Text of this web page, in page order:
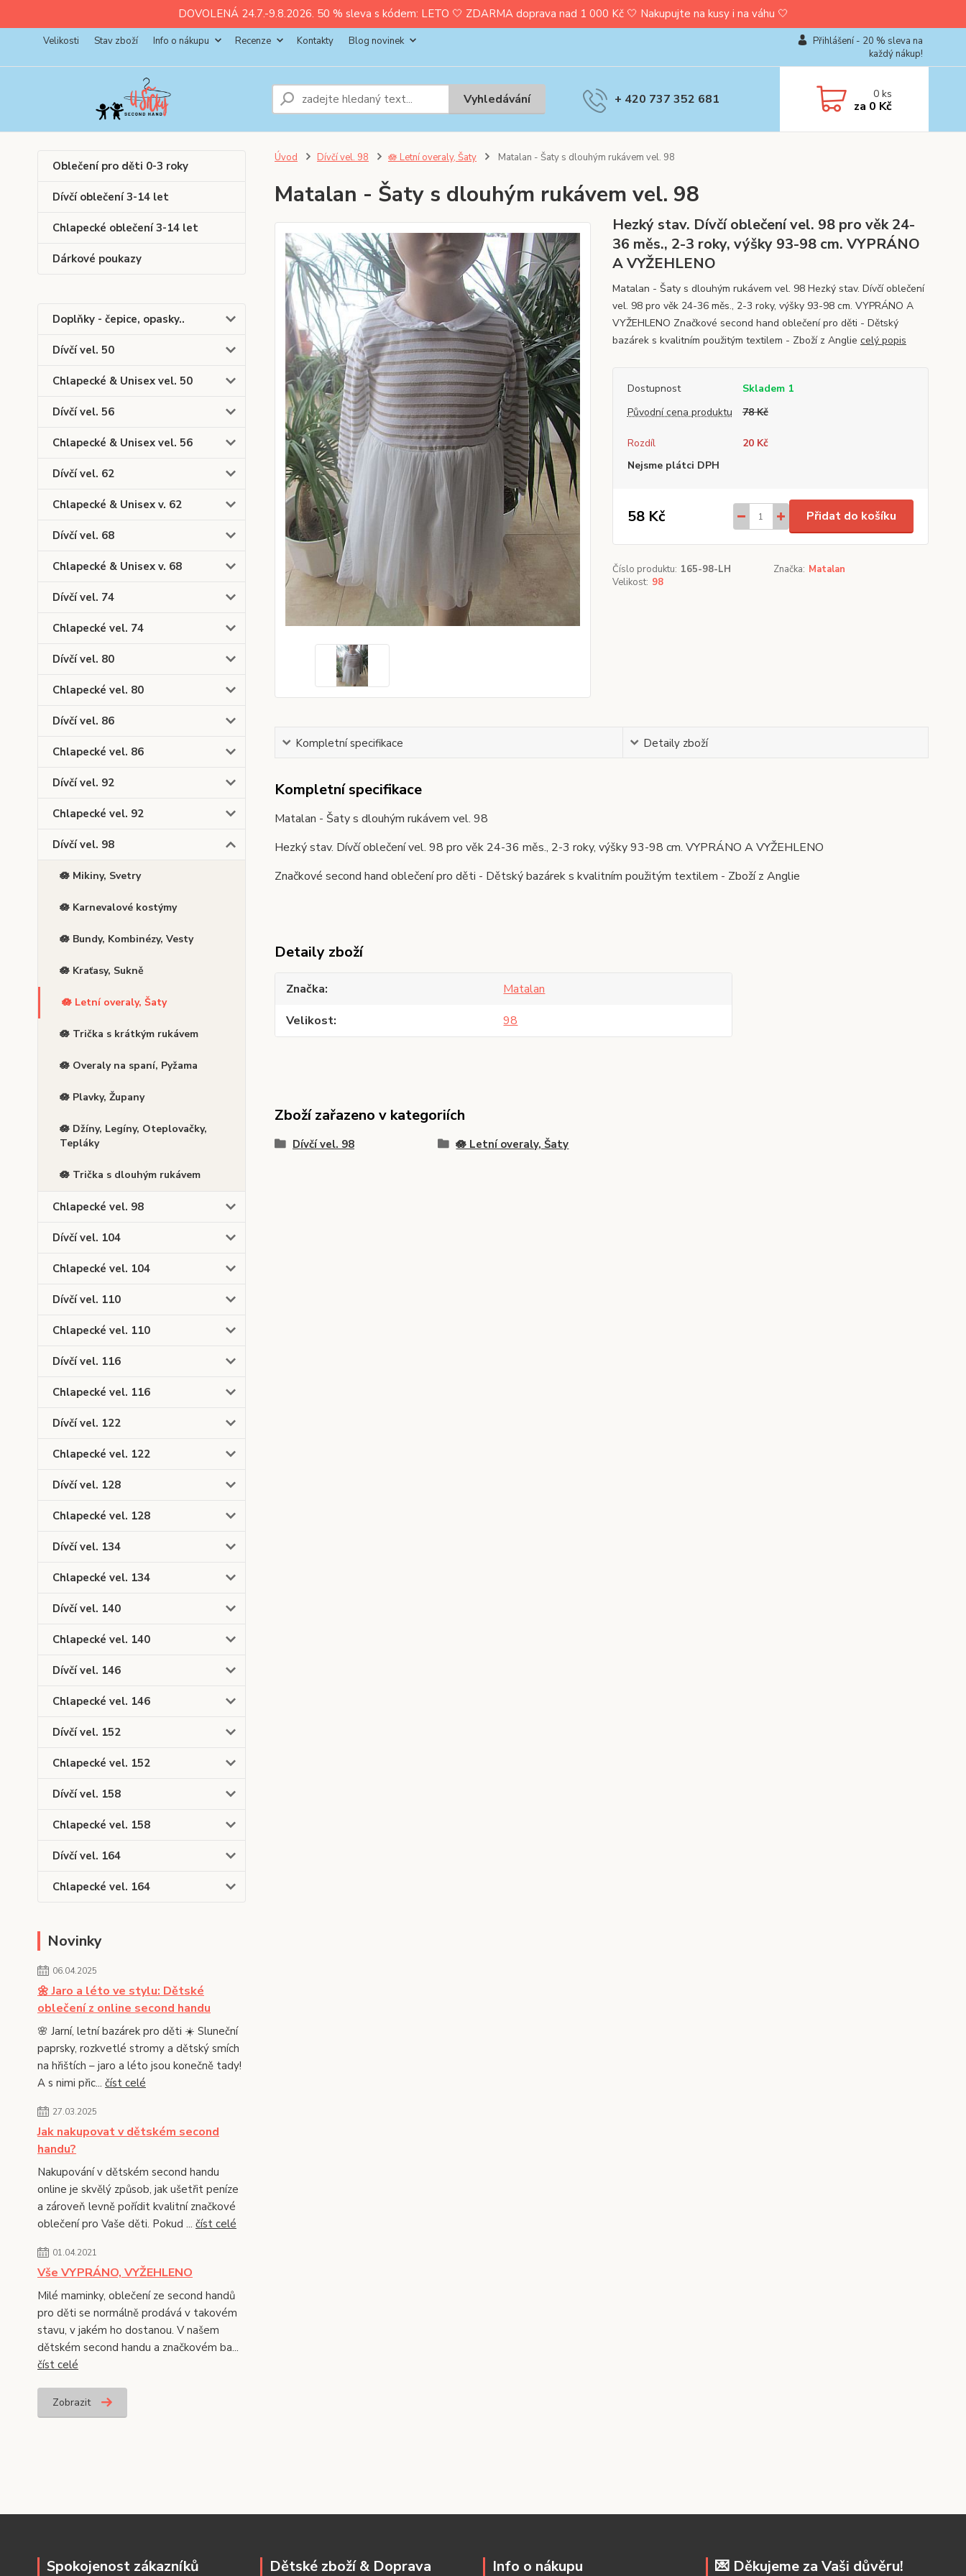
DOVOLENÁ 24.7.-9.8.2026. 50 % sleva s kódem: LETO 🤍 ZDARMA doprava nad 1 000 Kč 🤍 Nakupujte na kusy i na váhu 🤍
Velikosti Stav zboží Info o nákupu Recenze Kontakty Blog novinek
Přihlášení - 20 % sleva na
každý nákup!
Vyhledávání + 420 737 352 681 0ks
za 0 Kč
Oblečení pro děti 0-3 roky
Dívčí oblečení 3-14 let
Chlapecké oblečení 3-14 let
Dárkové poukazy
Doplňky - čepice, opasky..
Dívčí vel. 50
Chlapecké & Unisex vel. 50
Dívčí vel. 56
Chlapecké & Unisex vel. 56
Dívčí vel. 62
Chlapecké & Unisex v. 62
Dívčí vel. 68
Chlapecké & Unisex v. 68
Dívčí vel. 74
Chlapecké vel. 74
Dívčí vel. 80
Chlapecké vel. 80
Dívčí vel. 86
Chlapecké vel. 86
Dívčí vel. 92
Chlapecké vel. 92
Dívčí vel. 98
🪷 Mikiny, Svetry
🪷 Karnevalové kostýmy
🪷 Bundy, Kombinézy, Vesty
🪷 Kraťasy, Sukně
🪷 Letní overaly, Šaty
🪷 Trička s krátkým rukávem
🪷 Overaly na spaní, Pyžama
🪷 Plavky, Župany
🪷 Džíny, Legíny, Oteplovačky,
Tepláky
🪷 Trička s dlouhým rukávem
Chlapecké vel. 98
Dívčí vel. 104
Chlapecké vel. 104
Dívčí vel. 110
Chlapecké vel. 110
Dívčí vel. 116
Chlapecké vel. 116
Dívčí vel. 122
Chlapecké vel. 122
Dívčí vel. 128
Chlapecké vel. 128
Dívčí vel. 134
Chlapecké vel. 134
Dívčí vel. 140
Chlapecké vel. 140
Dívčí vel. 146
Chlapecké vel. 146
Dívčí vel. 152
Chlapecké vel. 152
Dívčí vel. 158
Chlapecké vel. 158
Dívčí vel. 164
Chlapecké vel. 164
Novinky
06.04.2025
🌼 Jaro a léto ve stylu: Dětské
oblečení z online second handu
🌸 Jarní, letní bazárek pro děti ☀️ Sluneční
paprsky, rozkvetlé stromy a dětský smích
na hřištích – jaro a léto jsou konečně tady!
A s nimi přic... číst celé
27.03.2025
Jak nakupovat v dětském second
handu?
Nakupování v dětském second handu
online je skvělý způsob, jak ušetřit peníze
a zároveň levně pořídit kvalitní značkové
oblečení pro Vaše děti. Pokud ... číst celé
01.04.2021
Vše VYPRÁNO, VYŽEHLENO
Milé maminky, oblečení ze second handů
pro děti se normálně prodává v takovém
stavu, v jakém ho dostanou. V našem
dětském second handu a značkovém ba...
číst celé
Zobrazit
Úvod Dívčí vel. 98 🪷 Letní overaly, Šaty Matalan - Šaty s dlouhým rukávem vel. 98
Matalan - Šaty s dlouhým rukávem vel. 98
Hezký stav. Dívčí oblečení vel. 98 pro věk 24-
36 měs., 2-3 roky, výšky 93-98 cm. VYPRÁNO
A VYŽEHLENO
Matalan - Šaty s dlouhým rukávem vel. 98 Hezký stav. Dívčí oblečení
vel. 98 pro věk 24-36 měs., 2-3 roky, výšky 93-98 cm. VYPRÁNO A
VYŽEHLENO Značkové second hand oblečení pro děti - Dětský
bazárek s kvalitním použitým textilem - Zboží z Anglie celý popis
Dostupnost
Skladem 1
Původní cena produktu
78 Kč
Rozdíl
20 Kč
Nejsme plátci DPH
58 Kč Přidat do košíku
Číslo produktu: 165-98-LH Značka: Matalan
Velikost: 98
Kompletní specifikace Detaily zboží
Kompletní specifikace
Matalan - Šaty s dlouhým rukávem vel. 98
Hezký stav. Dívčí oblečení vel. 98 pro věk 24-36 měs., 2-3 roky, výšky 93-98 cm. VYPRÁNO A VYŽEHLENO
Značkové second hand oblečení pro děti - Dětský bazárek s kvalitním použitým textilem - Zboží z Anglie
Detaily zboží
Značka
Matalan
Velikost
98
Zboží zařazeno v kategoriích
Dívčí vel. 98 🪷 Letní overaly, Šaty
Spokojenost zákazníků Dětské zboží & Doprava Info o nákupu
💌 Děkujeme za Vaši důvěru!